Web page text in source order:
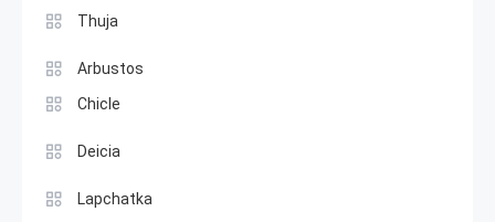
Thuja
Arbustos
Chicle
Deicia
Lapchatka